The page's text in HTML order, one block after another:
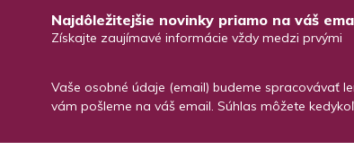
Najdôležitejšie novinky priamo na váš
Získajte zaujímavé informácie vždy medzi prvými
Vaše osobné údaje (email) budeme spracovávať
vám pošleme na váš email. Súhlas môžete